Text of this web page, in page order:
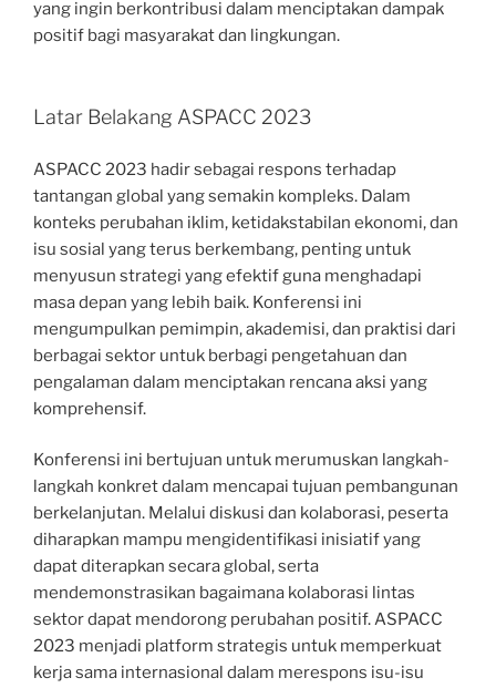
yang ingin berkontribusi dalam menciptakan dampak
positif bagi masyarakat dan lingkungan.
Latar Belakang ASPACC 2023
ASPACC 2023 hadir sebagai respons terhadap
tantangan global yang semakin kompleks. Dalam
konteks perubahan iklim, ketidakstabilan ekonomi, dan
isu sosial yang terus berkembang, penting untuk
menyusun strategi yang efektif guna menghadapi
masa depan yang lebih baik. Konferensi ini
mengumpulkan pemimpin, akademisi, dan praktisi dari
berbagai sektor untuk berbagi pengetahuan dan
pengalaman dalam menciptakan rencana aksi yang
komprehensif.
Konferensi ini bertujuan untuk merumuskan langkah-
langkah konkret dalam mencapai tujuan pembangunan
berkelanjutan. Melalui diskusi dan kolaborasi, peserta
diharapkan mampu mengidentifikasi inisiatif yang
dapat diterapkan secara global, serta
mendemonstrasikan bagaimana kolaborasi lintas
sektor dapat mendorong perubahan positif. ASPACC
2023 menjadi platform strategis untuk memperkuat
kerja sama internasional dalam merespons isu-isu